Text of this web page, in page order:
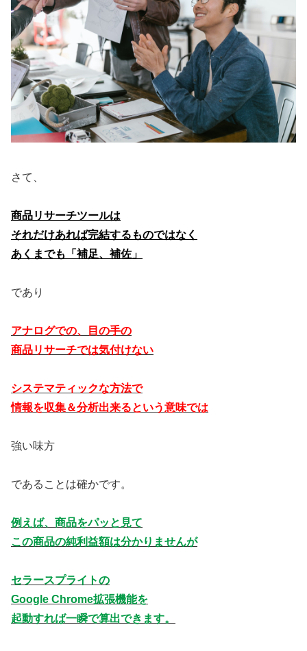
さて、
商品リサーチツールは
それだけあれば完結するものではなく
あくまでも「補足、補佐」
であり
アナログでの、目の手の
商品リサーチでは気付けない
システマティックな方法で
情報を収集＆分析出来るという意味では
強い味方
であることは確かです。
例えば、商品をパッと見て
この商品の純利益額は分かりませんが
セラースプライトの
Google Chrome拡張機能を
起動すれば一瞬で算出できます。